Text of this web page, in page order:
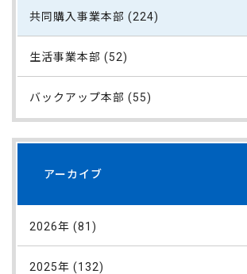
共同購入事業本部 (224)
生活事業本部 (52)
バックアップ本部 (55)
アーカイブ
2026年 (81)
2025年 (132)